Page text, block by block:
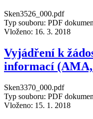
Sken3526_000.pdf
Typ souboru: PDF
Vloženo: 16. 3. 2018
Vyjádření k
informací (AMA,
Sken3370_000.pdf
Typ souboru: PDF
Vloženo: 15. 1. 2018